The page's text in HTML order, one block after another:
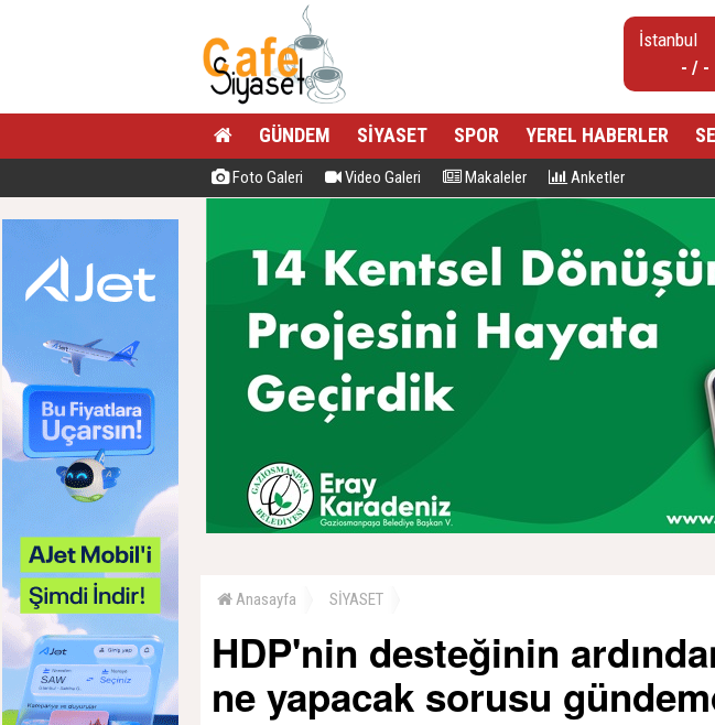
- / -
GÜNDEM SİYASET SPOR YEREL HABERLER
Foto Galeri Video Galeri Makaleler Anketler
Anasayfa SİYASET
HDP'nin desteğinin
ne yapacak sorusu